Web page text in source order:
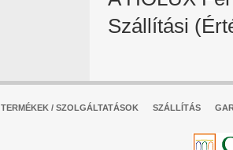
Szállítási
TERMÉKEK / SZOLGÁLTATÁSOK SZÁLLÍTÁS